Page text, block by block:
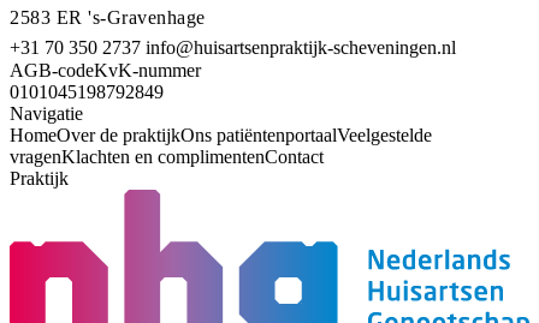
2583 ER 's-Gravenhage
+31 70 350 2737 info@huisartsenpraktijk-scheveningen.nl
AGB-codeKvK-nummer
0101045198792849
Navigatie
HomeOver de praktijkOns patiëntenportaalVeelgestelde
vragenKlachten en complimentenContact
Praktijk